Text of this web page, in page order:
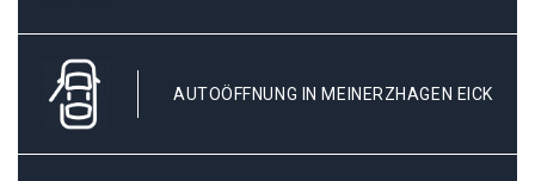
AUTOÖFFNUNG IN MEINERZHAGEN EICK